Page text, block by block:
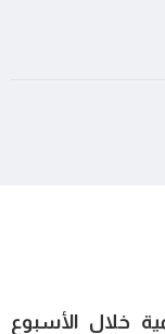
خلال الأسبوع